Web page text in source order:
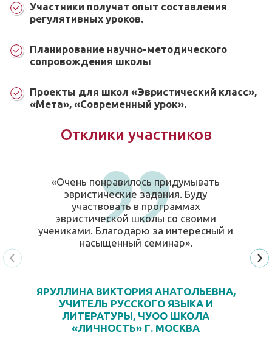
Участники получат опыт составления
регулятивных уроков.
Планирование научно-методического
сопровождения школы
Проекты для школ «Эвристический класс»,
«Мета», «Современный урок».
Отклики участников
«Очень понравилось придумывать
эвристические задания. Буду
участвовать в программах
эвристической школы со своими
учениками. Благодарю за интересный и
насыщенный семинар».
ЯРУЛЛИНА ВИКТОРИЯ АНАТОЛЬЕВНА,
УЧИТЕЛЬ РУССКОГО ЯЗЫКА И
ЛИТЕРАТУРЫ, ЧУОО ШКОЛА
«ЛИЧНОСТЬ» Г. МОСКВА